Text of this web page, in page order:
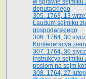
w sprawie sejmiku
deputackiego
305. 1763, 13
Laudum sejmiku
gospodarskiego
306. 1764, 30
Konfederacya
307. 1764, 30
Instrukcya sejmiku
posłom na sejm
308. 1764, 27